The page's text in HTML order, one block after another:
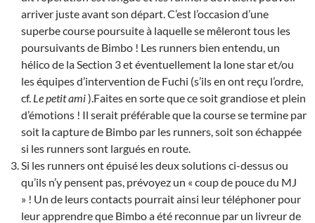
arriver juste avant son départ. C’est l’occasion d’une
superbe course poursuite à laquelle se mêleront tous les
poursuivants de Bimbo ! Les runners bien entendu, un
hélico de la Section 3 et éventuellement la lone star et/ou
les équipes d’intervention de Fuchi (s’ils en ont reçu l’ordre,
cf. Le petit ami).Faites en sorte que ce soit grandiose et plein
d’émotions ! Il serait préférable que la course se termine par
soit la capture de Bimbo par les runners, soit son échappée
si les runners sont largués en route.
Si les runners ont épuisé les deux solutions ci-dessus ou
qu’ils n’y pensent pas, prévoyez un « coup de pouce du MJ
» ! Un de leurs contacts pourrait ainsi leur téléphoner pour
leur apprendre que Bimbo a été reconnue par un livreur de